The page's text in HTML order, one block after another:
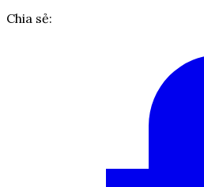
Chia sẻ: